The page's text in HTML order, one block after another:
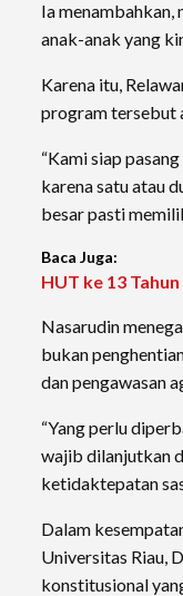
Ia
anak-anak yang
Karena itu,
program tersebut
“Kami siap
karena satu atau
besar pasti
Baca Juga:
HUT ke 13
Nasarudin
bukan
dan pengawasan
“Yang perlu
wajib dilanjutkan
ketidaktepatan
Dalam
Universitas Riau,
konstitusional